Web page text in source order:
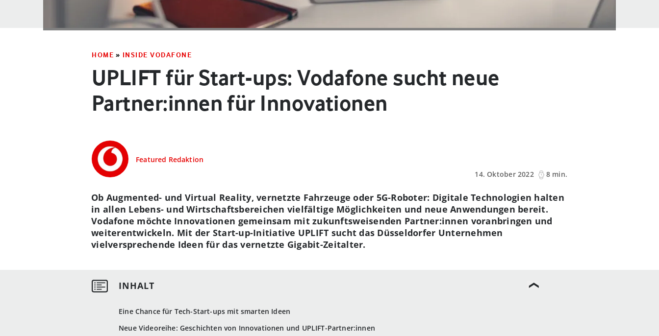
HOME » INSIDE VODAFONE
UPLIFT für Start-ups: Vodafone sucht neue
Partner:innen für Innovationen
Featured Redaktion
14. Oktober 2022
8 min.
Eine Chance für Tech-Start-ups mit smarten Ideen
Neue Videoreihe: Geschichten von Innovationen und UPLIFT-Partner:innen
Ob Augmented- und Virtual Reality, vernetzte Fahrzeuge oder 5G-Roboter: Digitale Technologien halten
in allen Lebens- und Wirtschaftsbereichen vielfältige Möglichkeiten und neue Anwendungen bereit.
Vodafone möchte Innovationen gemeinsam mit zukunftsweisenden Partner:innen voranbringen und
weiterentwickeln. Mit der Start-up-Initiative UPLIFT sucht das Düsseldorfer Unternehmen
vielversprechende Ideen für das vernetzte Gigabit-Zeitalter.